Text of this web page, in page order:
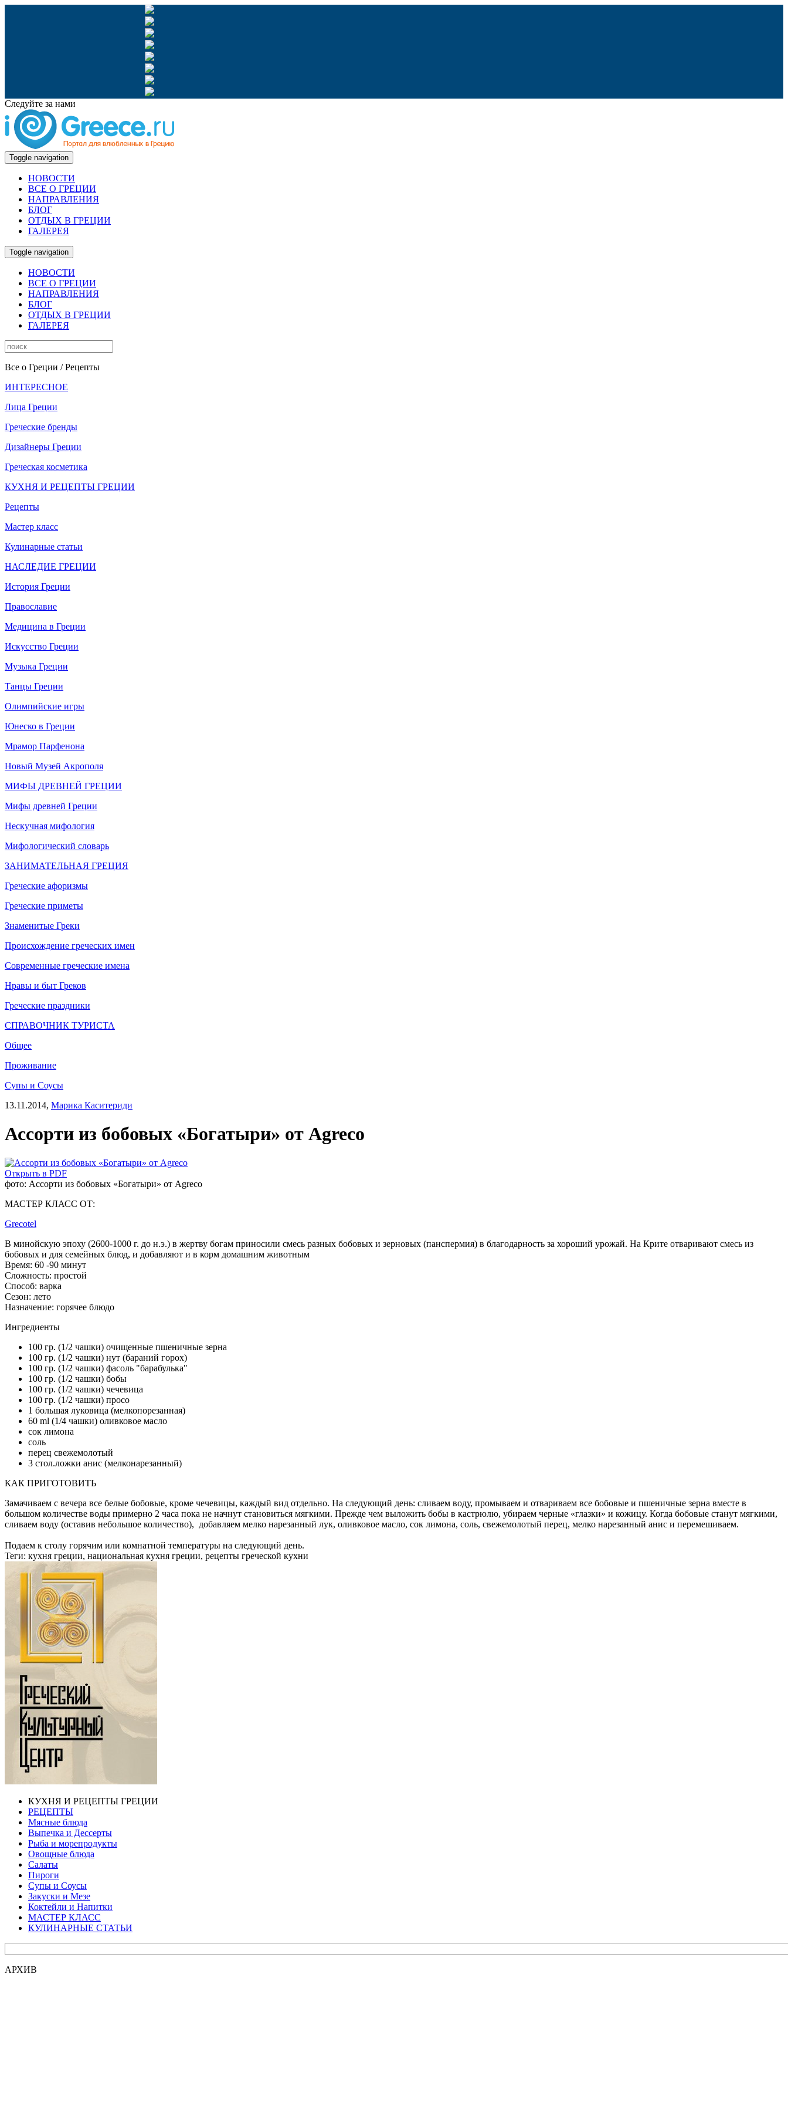
Следуйте за нами
Toggle navigation
НОВОСТИ
ВСЕ О ГРЕЦИИ
НАПРАВЛЕНИЯ
БЛОГ
ОТДЫХ В ГРЕЦИИ
ГАЛЕРЕЯ
Toggle navigation
НОВОСТИ
ВСЕ О ГРЕЦИИ
НАПРАВЛЕНИЯ
БЛОГ
ОТДЫХ В ГРЕЦИИ
ГАЛЕРЕЯ
Все о Греции / Рецепты
ИНТЕРЕСНОЕ
Лица Греции
Греческие бренды
Дизайнеры Греции
Греческая косметика
КУХНЯ И РЕЦЕПТЫ ГРЕЦИИ
Рецепты
Мастер класс
Кулинарные статьи
НАСЛЕДИЕ ГРЕЦИИ
История Греции
Православие
Медицина в Греции
Искусство Греции
Музыка Греции
Танцы Греции
Олимпийские игры
Юнеско в Греции
Мрамор Парфенона
Новый Музей Акрополя
МИФЫ ДРЕВНЕЙ ГРЕЦИИ
Мифы древней Греции
Нескучная мифология
Мифологический словарь
ЗАНИМАТЕЛЬНАЯ ГРЕЦИЯ
Греческие афоризмы
Греческие приметы
Знаменитые Греки
Происхождение греческих имен
Современные греческие имена
Нравы и быт Греков
Греческие праздники
СПРАВОЧНИК ТУРИСТА
Общее
Проживание
Супы и Соусы
13.11.2014, Марика Каситериди
Ассорти из бобовых «Богатыри» от Agreco
Открыть в PDF
фото: Ассорти из бобовых «Богатыри» от Agreco
МАСТЕР КЛАСС ОТ:
Grecotel
В минойскую эпоху (2600-1000 г. до н.э.) в жертву богам приносили смесь разных бобовых и зерновых (панспермия) в благодарность за хороший урожай. На Крите отваривают смесь из
бобовых и для семейных блюд, и добавляют и в корм домашним животным
Время: 60 -90 минут
Сложность: простой
Способ: варка
Сезон: лето
Назначение: горячее блюдо
Ингредиенты
100 гр. (1/2 чашки) очищенные пшеничные зерна
100 гр. (1/2 чашки) нут (бараний горох)
100 гр. (1/2 чашки) фасоль "барабулька"
100 гр. (1/2 чашки) бобы
100 гр. (1/2 чашки) чечевица
100 гр. (1/2 чашки) просо
1 большая луковица (мелкопорезанная)
60 ml (1/4 чашки) оливковое масло
сок лимона
соль
перец свежемолотый
3 стол.ложки анис (мелконарезанный)
КАК ПРИГОТОВИТЬ
Замачиваем с вечера все белые бобовые, кроме чечевицы, каждый вид отдельно. На следующий день: сливаем воду, промываем и отвариваем все бобовые и пшеничные зерна вместе в
большом количестве воды примерно 2 часа пока не начнут становиться мягкими. Прежде чем выложить бобы в кастрюлю, убираем черные «глазки» и кожицу. Когда бобовые станут мягкими,
сливаем воду (оставив небольшое количество), добавляем мелко нарезанный лук, оливковое масло, сок лимона, соль, свежемолотый перец, мелко нарезанный анис и перемешиваем.
Подаем к столу горячим или комнатной температуры на следующий день.
Теги: кухня греции, национальная кухня греции, рецепты греческой кухни
КУХНЯ И РЕЦЕПТЫ ГРЕЦИИ
РЕЦЕПТЫ
Мясные блюда
Выпечка и Дессерты
Рыба и морепродукты
Овощные блюда
Салаты
Пироги
Супы и Соусы
Закуски и Мезе
Коктейли и Напитки
МАСТЕР КЛАСС
КУЛИНАРНЫЕ СТАТЬИ
АРХИВ